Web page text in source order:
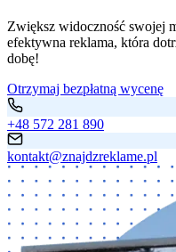
Zwiększ widoczność swojej
efektywna reklama, która
dobę!
Otrzymaj bezpłatną wycenę
+48 572 281 890
kontakt@znajdzreklame.pl